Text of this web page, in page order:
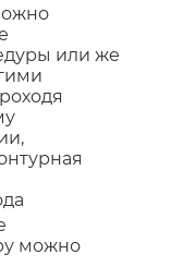
или же
можно